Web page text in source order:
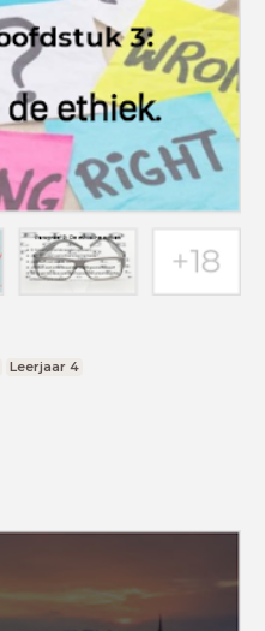
Leerjaar 4